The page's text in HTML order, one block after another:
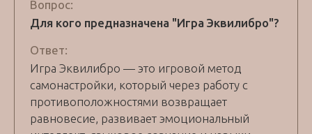
Вопрос:
Для кого предназначена "Игра Эквилибро"?
Ответ:
Игра Эквилибро — это игровой метод
самонастройки, который через работу с
противоположностями возвращает
равновесие, развивает эмоциональный